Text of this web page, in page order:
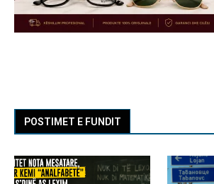
POSTIMET E FUNDIT